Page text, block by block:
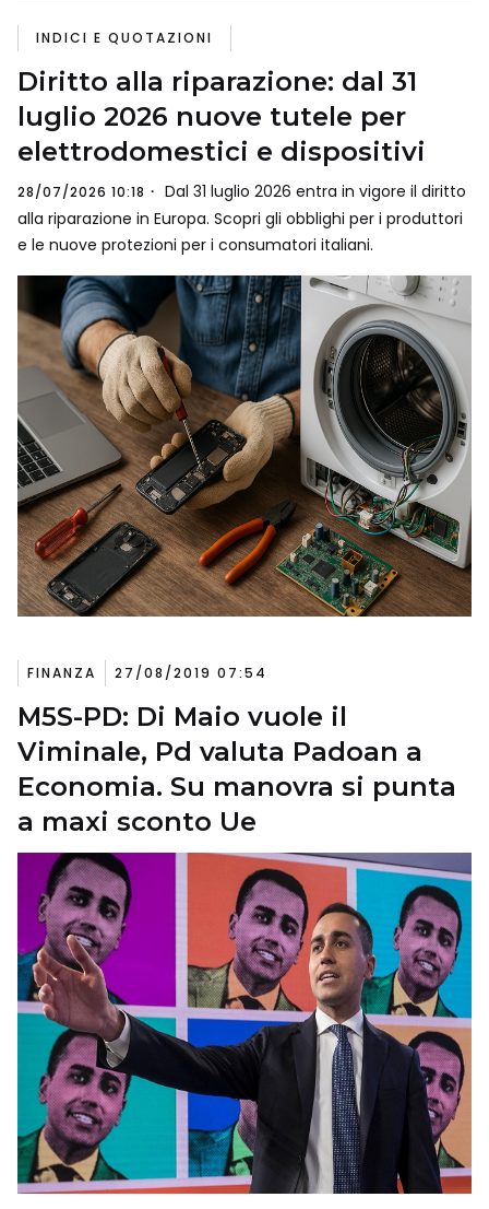
INDICI E QUOTAZIONI
Diritto alla riparazione: dal 31
luglio 2026 nuove tutele per
elettrodomestici e dispositivi
28/07/2026 10:18
Dal 31 luglio 2026 entra in vigore il diritto
alla riparazione in Europa. Scopri gli obblighi per i produttori
e le nuove protezioni per i consumatori italiani.
FINANZA 27/08/2019 07:54
M5S-PD: Di Maio vuole il
Viminale, Pd valuta Padoan a
Economia. Su manovra si punta
a maxi sconto Ue